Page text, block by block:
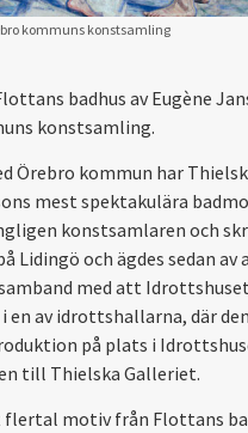
kommuns konstsamling
badhus av Eugène
konstsamling.
Örebro kommun har
mest spektakulära
konstsamlaren och
Lidingö och ägdes sedan av
med att
en av idrottshallarna, där
på plats i
till Thielska Galleriet.
flertal motiv från Flottans